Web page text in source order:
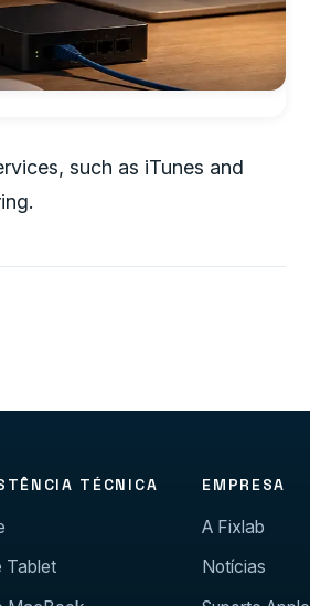
such as iTunes and
TÉCNICA
Tablet
EMPRESA
A Fixlab
Notícias